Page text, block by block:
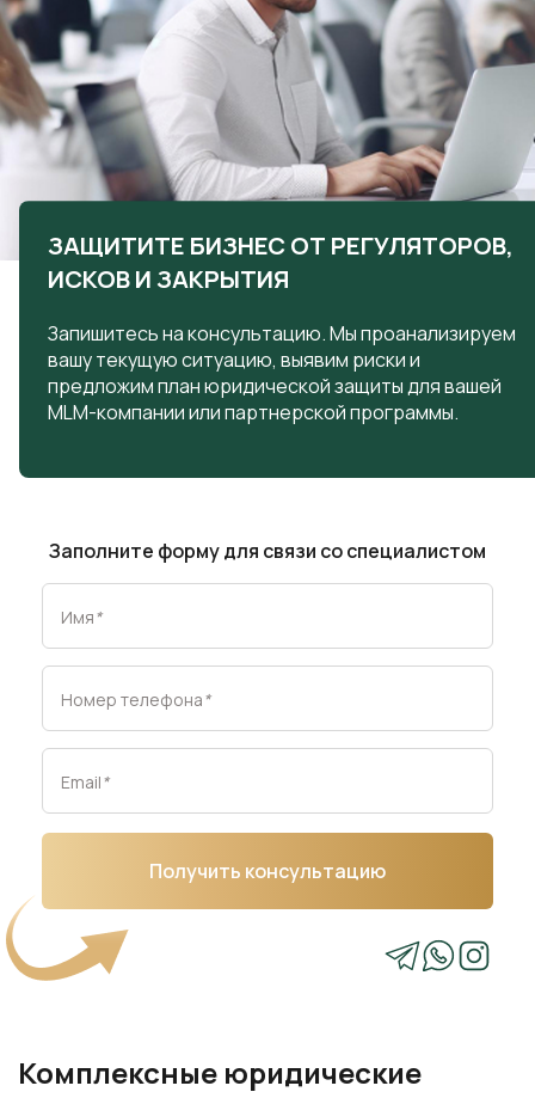
ЗАЩИТИТЕ БИЗНЕС ОТ РЕГУЛЯТОРОВ,
ИСКОВ И ЗАКРЫТИЯ
Запишитесь на консультацию. Мы проанализируем
вашу текущую ситуацию, выявим риски и
предложим план юридической защиты для вашей
MLM-компании или партнерской программы.
Заполните форму для связи со специалистом
Имя*
Номер телефона*
Email*
Получить консультацию
Комплексные юридические